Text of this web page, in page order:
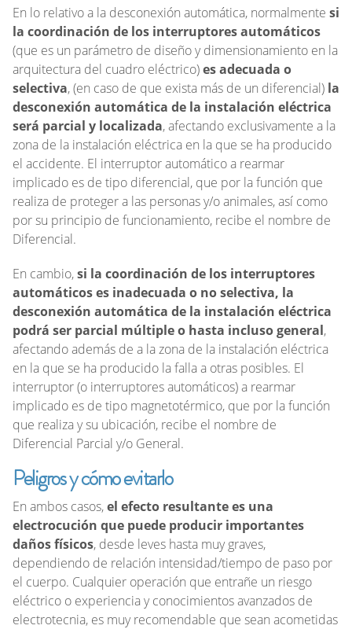
En lo relativo a la desconexión automática, normalmente si
la coordinación de los interruptores automáticos
(que es un parámetro de diseño y dimensionamiento en la
arquitectura del cuadro eléctrico)es adecuada o
selectiva, (en caso de que exista más de un diferencial) la
desconexión automática de la instalación eléctrica
será parcial y localizada, afectando exclusivamente a la
zona de la instalación eléctrica en la que se ha producido
el accidente. El interruptor automático a rearmar
implicado es de tipo diferencial, que por la función que
realiza de proteger a las personas y/o animales, así como
por su principio de funcionamiento, recibe el nombre de
Diferencial.
En cambio,si la coordinación de los interruptores
automáticos es inadecuada o no selectiva, la
desconexión automática de la instalación eléctrica
podrá ser parcial múltiple o hasta incluso general,
afectando además de a la zona de la instalación eléctrica
en la que se ha producido la falla a otras posibles. El
interruptor (o interruptores automáticos) a rearmar
implicado es de tipo magnetotérmico, que por la función
que realiza y su ubicación, recibe el nombre de
Diferencial Parcial y/o General.
Peligros y cómo evitarlo
En ambos casos,el efecto resultante es una
electrocución que puede producir importantes
daños físicos, desde leves hasta muy graves,
dependiendo de relación intensidad/tiempo de paso por
el cuerpo. Cualquier operación que entrañe un riesgo
eléctrico o experiencia y conocimientos avanzados de
electrotecnia, es muy recomendable que sean acometidas